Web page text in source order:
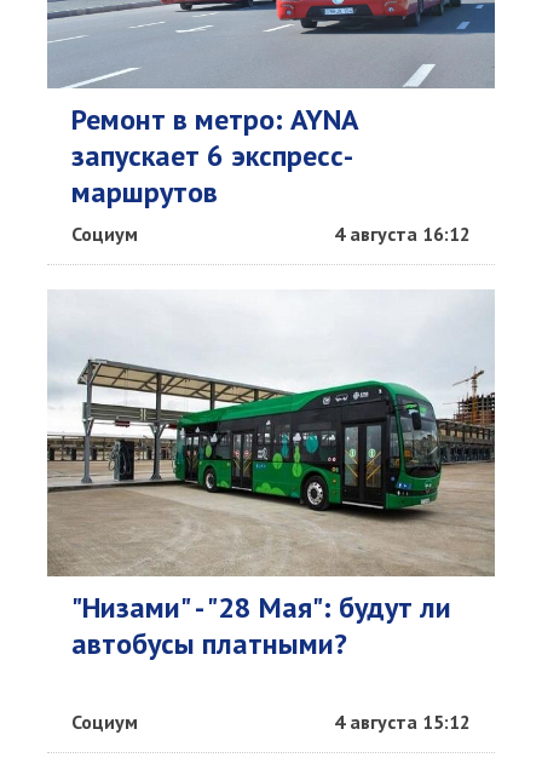
Ремонт в метро: AYNA
запускает 6 экспресс-
маршрутов
Социум 4 августа 16:12
"Низами" - "28 Мая": будут ли
автобусы платными?
Социум 4 августа 15:12